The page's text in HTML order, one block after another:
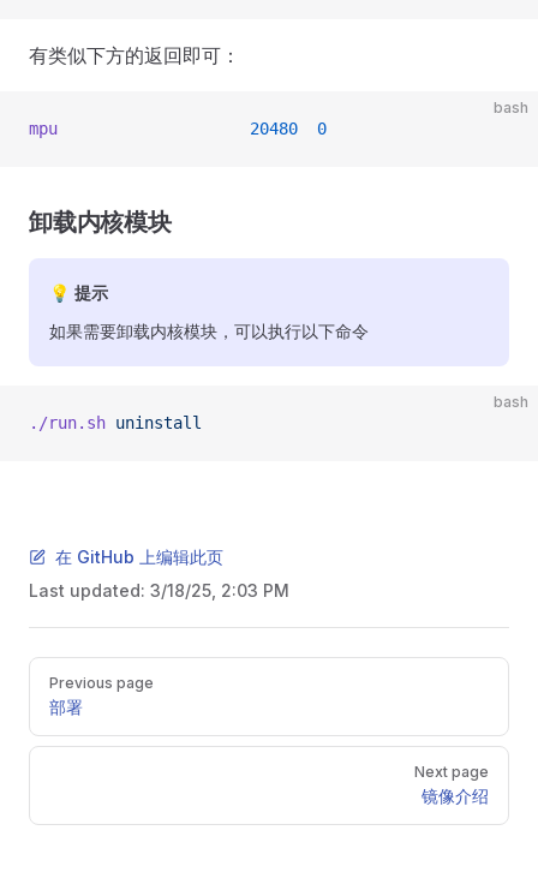
有类似下方的返回即可：
bash
mpu
                    20480
  0
卸载内核模块
💡 提示
如果需要卸载内核模块，可以执行以下命令
bash
./run.sh uninstall
在 GitHub 上编辑此页
Last updated: 3/18/25, 2:03 PM
Pager
Previous page
部署
Next page
镜像介绍